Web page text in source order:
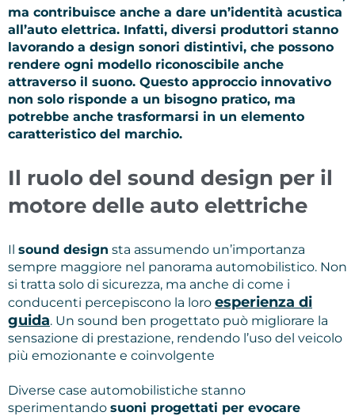
ma contribuisce anche a dare un’identità acustica
all’auto elettrica. Infatti, diversi produttori stanno
lavorando a design sonori distintivi, che possono
rendere ogni modello riconoscibile anche
attraverso il suono. Questo approccio innovativo
non solo risponde a un bisogno pratico, ma
potrebbe anche trasformarsi in un elemento
caratteristico del marchio.
Il ruolo del sound design per il
motore delle auto elettriche
Il sound design sta assumendo un’importanza
sempre maggiore nel panorama automobilistico. Non
si tratta solo di sicurezza, ma anche di come i
conducenti percepiscono la loro esperienza di
guida. Un sound ben progettato può migliorare la
sensazione di prestazione, rendendo l’uso del veicolo
più emozionante e coinvolgente
Diverse case automobilistiche stanno
sperimentando suoni progettati per evocare